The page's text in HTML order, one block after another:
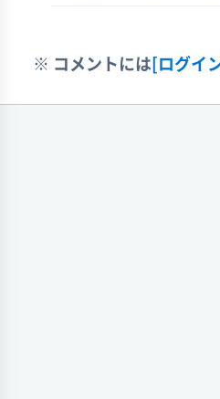
※ コメントには [ログイ